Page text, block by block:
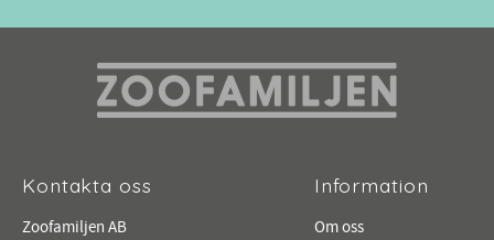
Kontakta oss
Zoofamiljen AB
Information
Om oss